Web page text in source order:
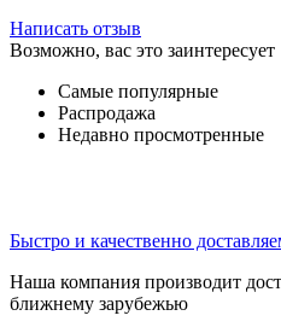
Написать отзыв
Возможно, вас это заинтересует
Самые популярные
Распродажа
Недавно просмотренные
Быстро и качественно
Наша компания производит
ближнему зарубежью